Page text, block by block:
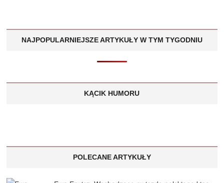
NAJPOPULARNIEJSZE ARTYKUŁY W TYM TYGODNIU
KĄCIK HUMORU
POLECANE ARTYKUŁY